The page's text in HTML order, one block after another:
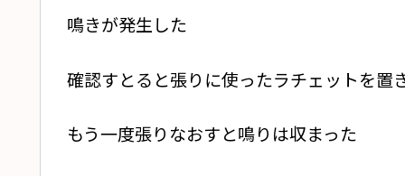
鳴きが発生した
確認すとると張りに使ったラチェットを置
もう一度張りなおすと鳴りは収まった